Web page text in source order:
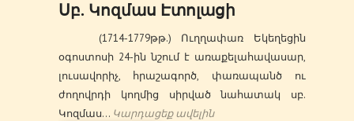
Սբ. Կոզմաս Էտոլացի
(1714-1779թթ.) Ուղղափառ Եկեղեցին
օգոստոսի 24-ին նշում է առաքելահավասար,
լուսավորիչ, հրաշագործ, փառապանծ ու
ժողովրդի կողմից սիրված նահատակ սբ.
Կոզմաս… Կարդացեք ավելին